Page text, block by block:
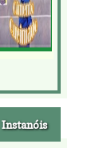
Instanóis